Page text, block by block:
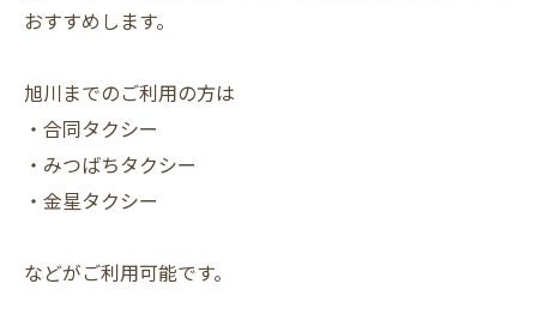
おすすめします。
旭川までのご利用の方は
・合同タクシー
・みつばちタクシー
・金星タクシー
などがご利用可能です。